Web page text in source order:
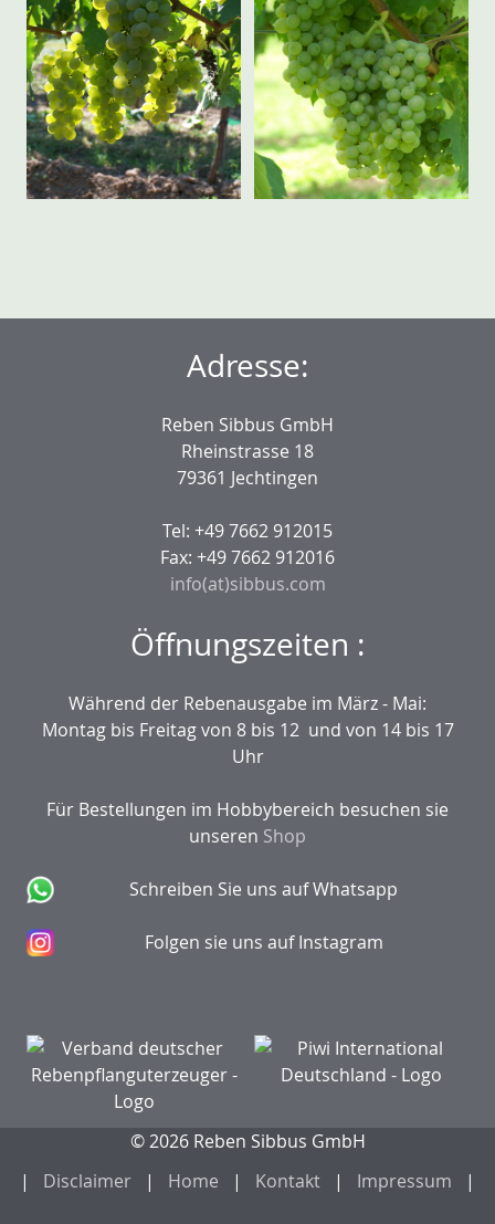
Adresse:
Reben Sibbus GmbH
Rheinstrasse 18
79361 Jechtingen
Tel: +49 7662 912015
Fax: +49 7662 912016
info(at)sibbus.com
Öffnungszeiten :
Während der Rebenausgabe im März - Mai:
Montag bis Freitag von 8 bis 12 und von 14 bis 17
Uhr
Für Bestellungen im Hobbybereich besuchen sie
unseren Shop
Schreiben Sie uns auf Whatsapp
Folgen sie uns auf Instagram
© 2026 Reben Sibbus GmbH
Disclaimer
Home Kontakt Impressum